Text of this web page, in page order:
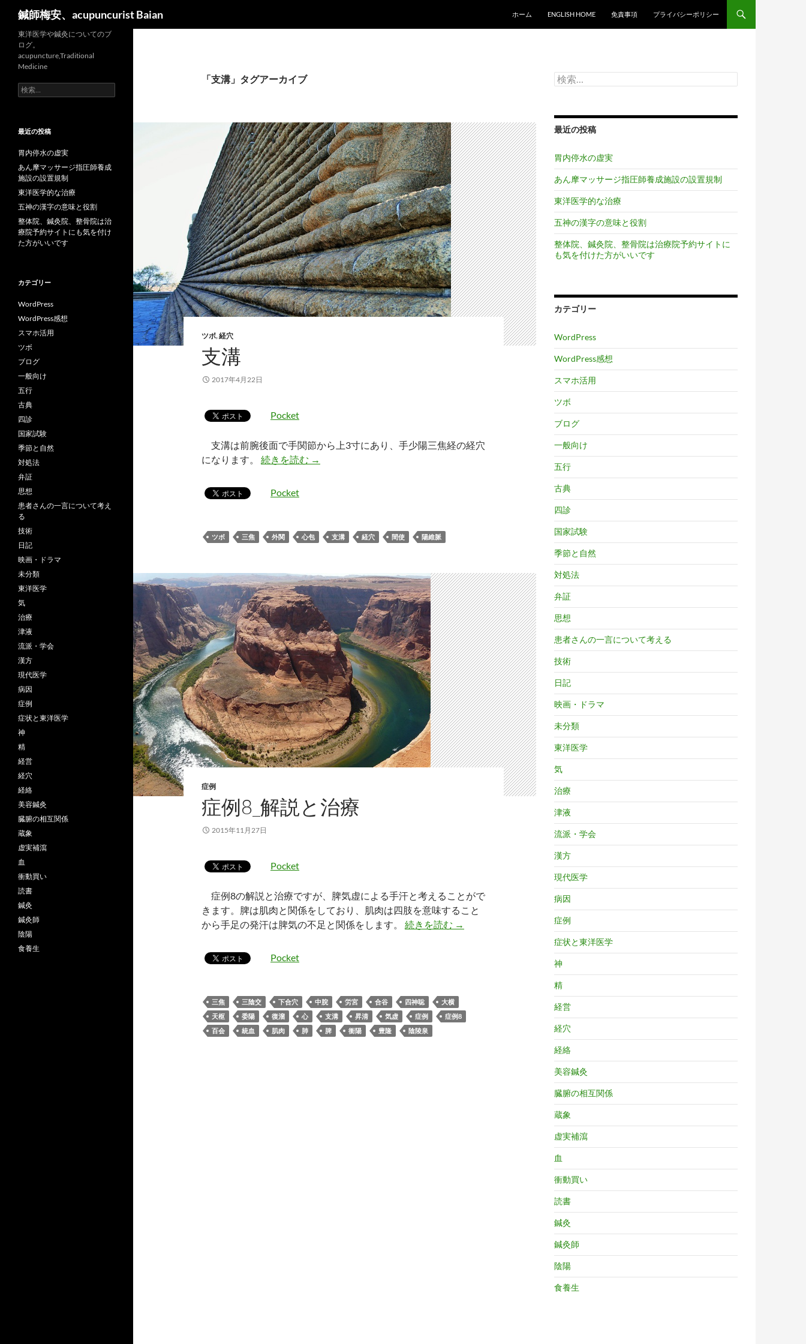
鍼師梅安、acupuncurist Baian
ホーム
ENGLISH HOME 免責事項 プライバシーポリシー
「支溝」タグアーカイブ
ツボ,経穴
支溝
2017年4月22日
Pocket
支溝は前腕後面で手関節から上3寸にあり、手少陽三焦経の経穴
になります。 続きを読む 支溝
→
Pocket
ツボ 三焦 外関 心包 支溝 経穴 間使 陽維脈
症例
症例8_解説と治療
2015年11月27日
Pocket
症例8の解説と治療ですが、脾気虚による手汗と考えることがで
きます。脾は肌肉と関係をしており、肌肉は四肢を意味すること
から手足の発汗は脾気の不足と関係をします。 続きを読む 症例8_解説と治療
→
Pocket
三焦 三陰交 下合穴 中脘 労宮 合谷 四神聡
大横
天枢
委陽 復溜 心 支溝 昇清 気虚 症例
症例8
百会
統血 肌肉 肺 脾 衝陽 豊隆 陰陵泉
検
索:
最近の投稿
胃内停水の虚実
あん摩マッサージ指圧師養成施設の設置規制
東洋医学的な治療
五神の漢字の意味と役割
整体院、鍼灸院、整骨院は治療院予約サイトに
も気を付けた方がいいです
カテゴリー
WordPress
WordPress感想
スマホ活用
ツボ
ブログ
一般向け
五行
古典
四診
国家試験
季節と自然
対処法
弁証
思想
患者さんの一言について考える
技術
日記
映画・ドラマ
未分類
東洋医学
気
治療
津液
流派・学会
漢方
現代医学
病因
症例
症状と東洋医学
神
精
経営
経穴
経絡
美容鍼灸
臓腑の相互関係
蔵象
虚実補瀉
血
衝動買い
読書
鍼灸
鍼灸師
陰陽
食養生
東洋医学や鍼灸についてのブ
ログ。
acupuncture,Traditional
Medicine
検
索:
最近の投稿
胃内停水の虚実
あん摩マッサージ指圧師養成
施設の設置規制
東洋医学的な治療
五神の漢字の意味と役割
整体院、鍼灸院、整骨院は治
療院予約サイトにも気を付け
た方がいいです
カテゴリー
WordPress
WordPress感想
スマホ活用
ツボ
ブログ
一般向け
五行
古典
四診
国家試験
季節と自然
対処法
弁証
思想
患者さんの一言について考え
る
技術
日記
映画・ドラマ
未分類
東洋医学
気
治療
津液
流派・学会
漢方
現代医学
病因
症例
症状と東洋医学
神
精
経営
経穴
経絡
美容鍼灸
臓腑の相互関係
蔵象
虚実補瀉
血
衝動買い
読書
鍼灸
鍼灸師
陰陽
食養生